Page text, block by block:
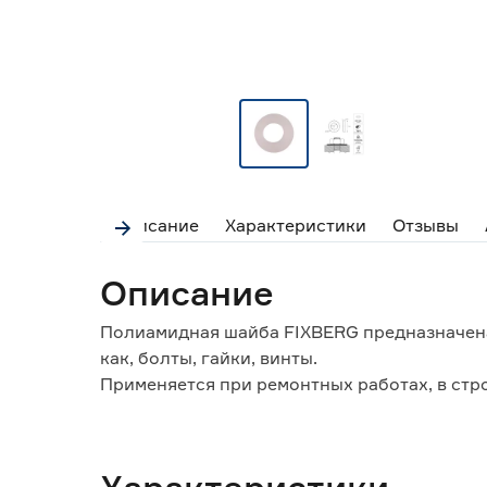
Описание Характеристики Отзывы
Описание
Полиамидная шайба FIXBERG
как, болты, гайки, винты.
Применяется при ремонтных работах, в